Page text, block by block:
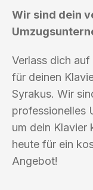
Wir sind dein
Verlass dich
für deinen
Syrakus. Wir
professionelles
um dein Klavier
heute für ein
Angebot!